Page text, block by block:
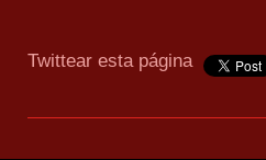
Twittear esta página